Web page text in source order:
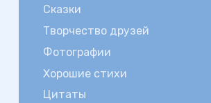
Сказки
Творчество друзей
Фотографии
Хорошие стихи
Цитаты